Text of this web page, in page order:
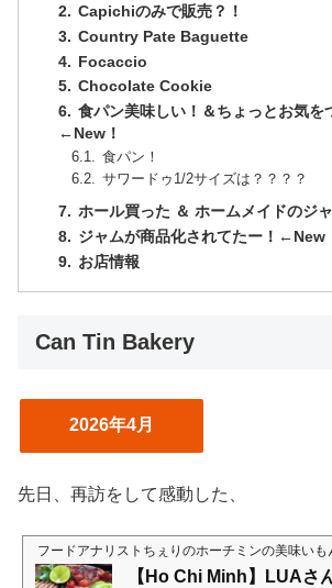
Capichiのみで販売？！
Country Pate Baguette
Focaccio
Chocolate Cookie
食パン美味しい！＆ちょっとお気を
←New！
食パン！
サワードゥ1/2サイズは？？？？
ホール買った ＆ ホームメイドのジ
ジャムが商品化されてたー！←New
お店情報
Can Tin Bakery
2026年4月
先日、再訪をして感動した、
フードアナリストちぇりのホーチミンの美味いも
【Ho Chi Minh】LUAさ